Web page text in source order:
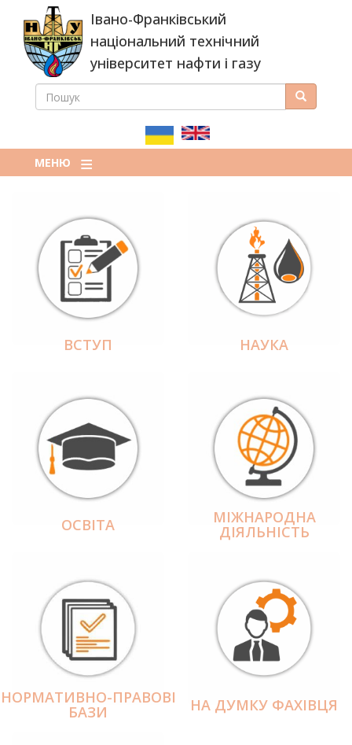
основного
вмісту
Івано-Франківський
національний технічний
університет нафти і газу
ПОШУКОВА
ПОШУК Пошук
МЕНЮ
ВСТУП НАУКА
ОСВІТА МІЖНАРОДНА
ДІЯЛЬНІCТЬ
НОРМАТИВНО-ПРАВОВІ
БАЗИ НА ДУМКУ ФАХІВЦЯ